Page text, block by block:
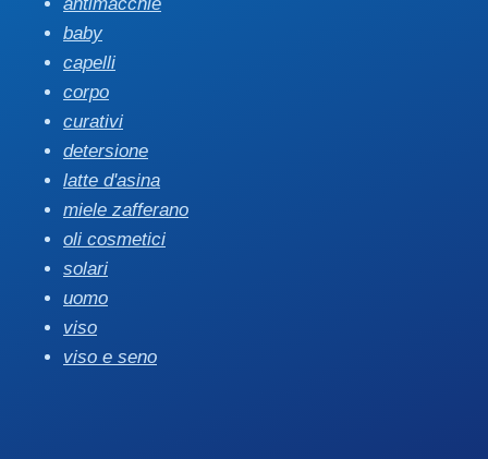
baby
capelli
corpo
curativi
detersione
latte d'asina
miele zafferano
oli cosmetici
solari
uomo
viso
viso e seno